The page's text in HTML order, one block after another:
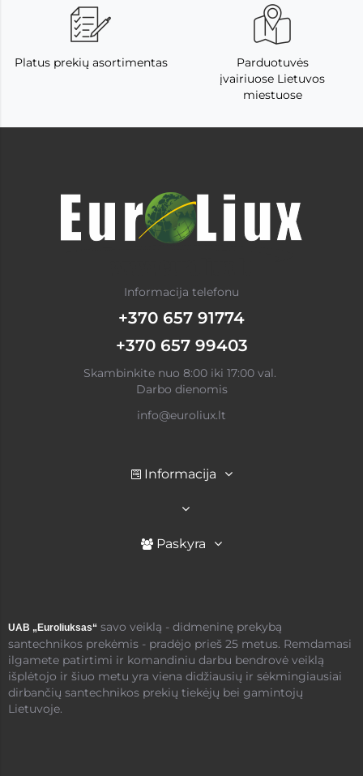
Platus prekių asortimentas
Parduotuvės
įvairiuose Lietuvos
miestuose
Informacija telefonu
+370 657 91774
+370 657 99403
Skambinkite nuo 8:00 iki 17:00 val.
Darbo dienomis
info@euroliux.lt
Informacija
Paskyra
UAB „Euroliuksas“ savo veiklą - didmeninę prekybą
santechnikos prekėmis - pradėjo prieš 25 metus. Remdamasi
ilgamete patirtimi ir komandiniu darbu bendrovė veiklą
išplėtojo ir šiuo metu yra viena didžiausių ir sėkmingiausiai
dirbančių santechnikos prekių tiekėjų bei gamintojų
Lietuvoje.